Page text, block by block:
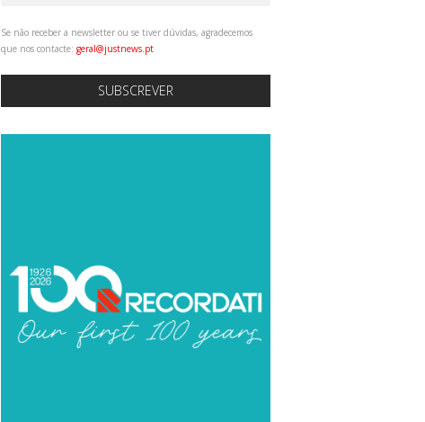
Se não receber a newsletter ou se tiver dúvidas, agradecemos
que nos contacte: geral@justnews.pt
SUBSCREVER